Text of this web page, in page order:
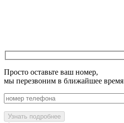
Просто оставьте ваш номер,
мы перезвоним в ближайшее время